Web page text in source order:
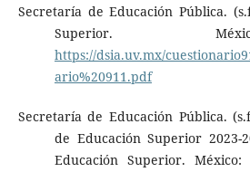
Secretaría de Educación Pública.
Superior.
https://dsia.uv.mx/
ario%20911.pdf
Secretaría de Educación Pública.
de Educación Superior 2023-
Educación Superior.